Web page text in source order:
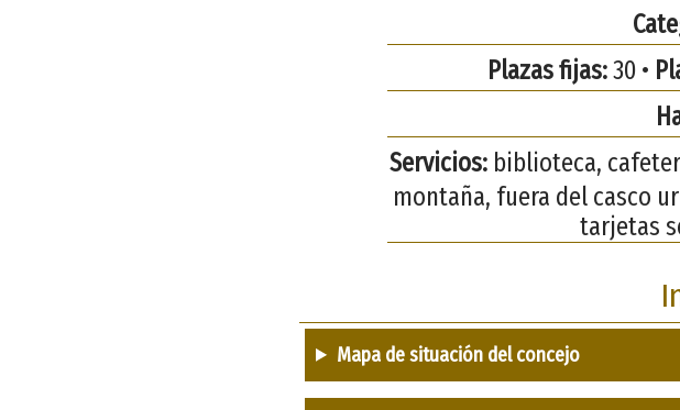
Plazas fijas:30 •
Servicios:biblioteca,
montaña, fuera del casco
tarjetas
Mapa de situación del concejo